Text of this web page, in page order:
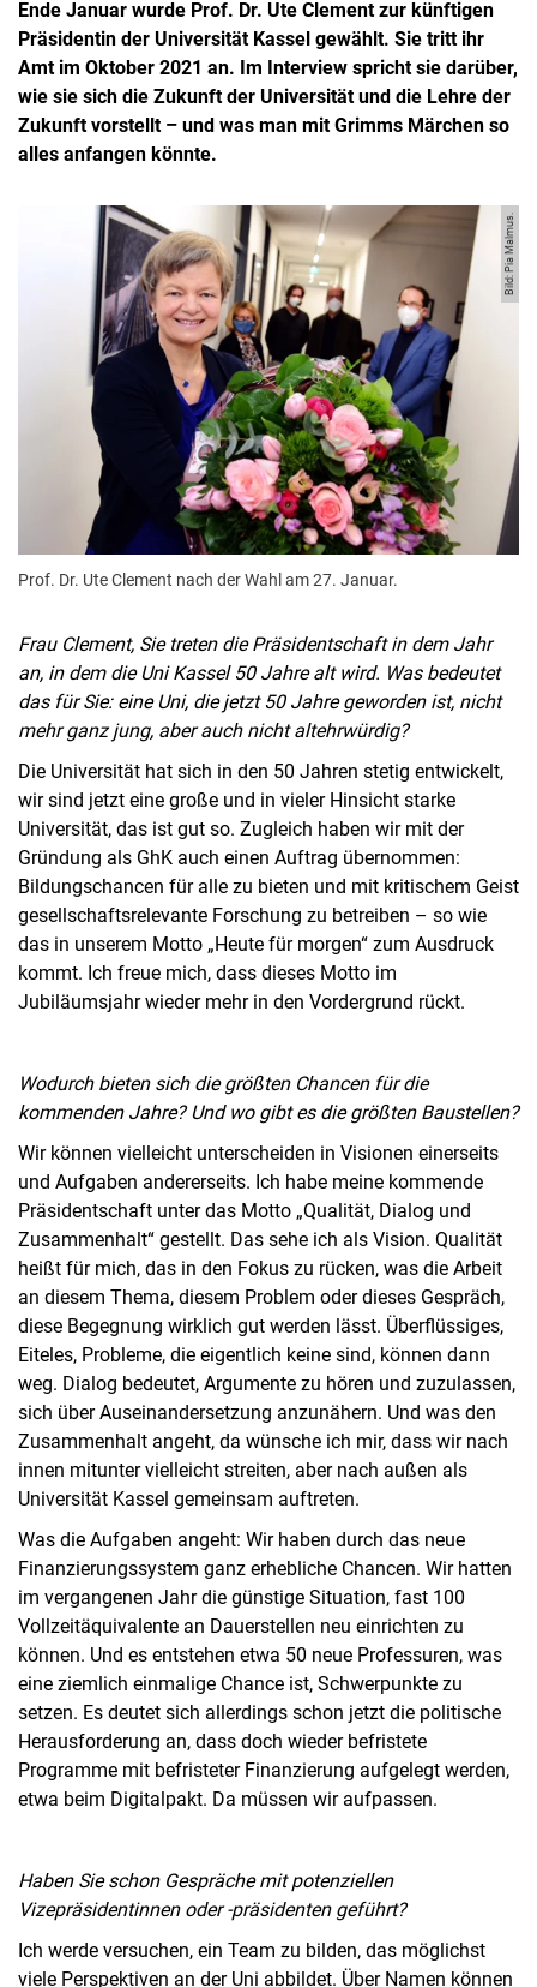
Ende Januar wurde Prof. Dr. Ute Clement zur künftigen
Präsidentin der Universität Kassel gewählt. Sie tritt ihr
Amt im Oktober 2021 an. Im Interview spricht sie darüber,
wie sie sich die Zukunft der Universität und die Lehre der
Zukunft vorstellt – und was man mit Grimms Märchen so
alles anfangen könnte.
Bild: Pia Malmus.
Prof. Dr. Ute Clement nach der Wahl am 27. Januar.
Frau Clement, Sie treten die Präsidentschaft in dem Jahr
an, in dem die Uni Kassel 50 Jahre alt wird. Was bedeutet
das für Sie: eine Uni, die jetzt 50 Jahre geworden ist, nicht
mehr ganz jung, aber auch nicht altehrwürdig?
Die Universität hat sich in den 50 Jahren stetig entwickelt,
wir sind jetzt eine große und in vieler Hinsicht starke
Universität, das ist gut so. Zugleich haben wir mit der
Gründung als GhK auch einen Auftrag übernommen:
Bildungschancen für alle zu bieten und mit kritischem Geist
gesellschaftsrelevante Forschung zu betreiben – so wie
das in unserem Motto „Heute für morgen“ zum Ausdruck
kommt. Ich freue mich, dass dieses Motto im
Jubiläumsjahr wieder mehr in den Vordergrund rückt.
Wodurch bieten sich die größten Chancen für die
kommenden Jahre? Und wo gibt es die größten Baustellen?
Wir können vielleicht unterscheiden in Visionen einerseits
und Aufgaben andererseits. Ich habe meine kommende
Präsidentschaft unter das Motto „Qualität, Dialog und
Zusammenhalt“ gestellt. Das sehe ich als Vision. Qualität
heißt für mich, das in den Fokus zu rücken, was die Arbeit
an diesem Thema, diesem Problem oder dieses Gespräch,
diese Begegnung wirklich gut werden lässt. Überflüssiges,
Eiteles, Probleme, die eigentlich keine sind, können dann
weg. Dialog bedeutet, Argumente zu hören und zuzulassen,
sich über Auseinandersetzung anzunähern. Und was den
Zusammenhalt angeht, da wünsche ich mir, dass wir nach
innen mitunter vielleicht streiten, aber nach außen als
Universität Kassel gemeinsam auftreten.
Was die Aufgaben angeht: Wir haben durch das neue
Finanzierungssystem ganz erhebliche Chancen. Wir hatten
im vergangenen Jahr die günstige Situation, fast 100
Vollzeitäquivalente an Dauerstellen neu einrichten zu
können. Und es entstehen etwa 50 neue Professuren, was
eine ziemlich einmalige Chance ist, Schwerpunkte zu
setzen. Es deutet sich allerdings schon jetzt die politische
Herausforderung an, dass doch wieder befristete
Programme mit befristeter Finanzierung aufgelegt werden,
etwa beim Digitalpakt. Da müssen wir aufpassen.
Haben Sie schon Gespräche mit potenziellen
Vizepräsidentinnen oder -präsidenten geführt?
Ich werde versuchen, ein Team zu bilden, das möglichst
viele Perspektiven an der Uni abbildet. Über Namen können